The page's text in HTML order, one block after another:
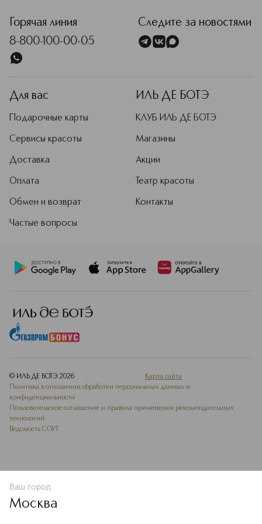
В КОРЗИНУ
Горячая линия
8-800-100-00-05
Следите за новостями
Для вас
Подарочные карты
Сервисы красоты
Доставка
Оплата
Обмен и возврат
Частые вопросы
ИЛЬ ДЕ БОТЭ
КЛУБ ИЛЬ ДЕ БОТЭ
Магазины
Акции
Театр красоты
Контакты
© ИЛЬ ДЕ БОТЭ 2026
Карта сайта
Политика в отношении обработки персональных данных и
конфиденциальности
Пользовательское соглашение и правила применения рекомендательных
технологий
Ведомость СОУТ
Ваш город
Москва